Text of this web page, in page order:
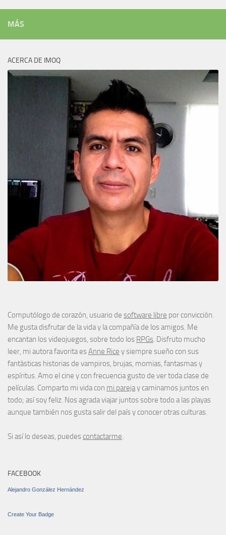
MÁS
ACERCA DE IMOQ
Computólogo de corazón, usuario de software libre por convicción.
Me gusta disfrutar de la vida y la compañía de los amigos. Me
encantan los videojuegos, sobre todo los RPGs. Disfruto mucho
leer, mi autora favorita esAnne Rice y siempre sueño con sus
fantásticas historias de vampiros, brujas, momias, fantasmas y
espíritus. Amo el cine y con frecuencia gusto de ver toda clase de
películas. Comparto mi vida con mi parejay caminamos juntos en
todo; así soy feliz. Nos agrada viajar juntos sobre todo a las playas
aunque también nos gusta salir del país y conocer otras culturas.
Si así lo deseas, puedes contactarme.
FACEBOOK
Alejandro González Hernández
Create Your Badge